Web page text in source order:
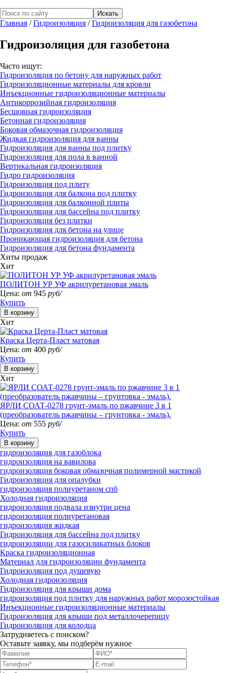
Главная /Гидроизоляция /Гидроизоляция для газобетона
Гидроизоляция для газобетона
Часто ищут:
Гидроизоляция по бетону для наружных работ
Гидроизоляционные материалы для кровли
Инъекционные гидроизоляционные материалы
Антикоррозийная гидроизоляция
Бесшовная гидроизоляция
Бетонная гидроизоляция
Боковая обмазочная гидроизоляция
Жидкая гидроизоляция для ванны
Гидроизоляция для ванны под плитку
Гидроизоляция для пола в ванной
Вертикальная гидроизоляция
Гидро гидроизоляция
Гидроизоляция под плиту
Гидроизоляция для балкона под плитку
Гидроизоляция для балконной плиты
Гидроизоляция для бассейна под плитку
Гидроизоляция без плитки
Гидроизоляция для бетона на улице
Проникающая гидроизоляция для бетона
Гидроизоляция для бетона фундамента
Хиты продаж
Хит
ПОЛИТОН УР УФ акрилуретановая эмаль
Цена: от 945 руб/
Купить
Хит
Краска Церта-Пласт матовая
Цена: от 400 руб/
Купить
Хит
ЯРЛИ СОАТ-0278 грунт-эмаль по ржавчине 3 в 1
(преобразователь ржавчины – грунтовка - эмаль).
Цена: от 555 руб/
Купить
гидроизоляция для газоблока
гидроизоляция на вавилова
гидроизоляция боковая обмазочная полимерной мастикой
Гидроизоляция для опалубки
гидроизоляция полиуретаном спб
Холодная гидроизоляция
гидроизоляция подвала изнутри цена
гидроизоляция полиуретановая
гидроизоляция жидкая
Гидроизоляция для бассейна под плитку
гидроизоляции для газосиликатных блоков
Краска гидроизоляционная
Материал для гидроизоляции фундамента
Гидроизоляция под душевую
Холодная гидроизоляция
Гидроизоляция для крыши дома
гидроизоляция под плитку для наружных работ морозостойкая
Инъекционные гидроизоляционные материалы
Гидроизоляция для крыши под металлочерепицу
Гидроизоляция для колодца
Затрудняетесь с поиском?
Оставьте заявку, мы подберём нужное